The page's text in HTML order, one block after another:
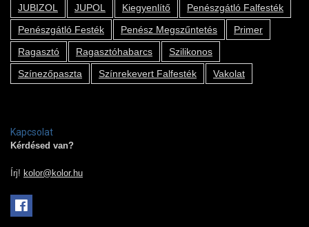
JUBIZOL
JUPOL Kiegyenlítő
Penészgátló Falfesték
Penészgátló Festék
Penész Megszűntetés
Primer
Ragasztó
Ragasztóhabarcs
Szilikonos
Színezőpaszta
Színrekevert Falfesték Vakolat
Kapcsolat
Kérdésed van?
Írj! kolor@kolor.hu